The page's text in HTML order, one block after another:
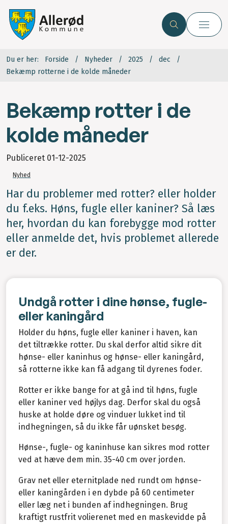
Du er her: Forside Nyheder 2025
dec
Bekæmp rotterne i de kolde måneder
Bekæmp rotter i de
kolde måneder
Publiceret 01-12-2025
Nyhed
Har du problemer med rotter? eller holder
du f.eks. Høns, fugle eller kaniner? Så læs
her, hvordan du kan forebygge mod rotter
eller anmelde det, hvis problemet allerede
er der.
Undgå rotter i dine hønse, fugle-
eller kaningård
Holder du høns, fugle eller kaniner i haven, kan
det tiltrække rotter. Du skal derfor altid sikre dit
hønse- eller kaninhus og hønse- eller kaningård,
så rotterne ikke kan få adgang til dyrenes foder.
Rotter er ikke bange for at gå ind til høns, fugle
eller kaniner ved højlys dag. Derfor skal du også
huske at holde døre og vinduer lukket ind til
indhegningen, så du ikke får uønsket besøg.
Hønse-, fugle- og kaninhuse kan sikres mod rotter
ved at hæve dem min. 35-40 cm over jorden.
Grav net eller eternitplade ned rundt om hønse-
eller kaningården i en dybde på 60 centimeter
eller læg net i bunden af indhegningen. Brug
kraftigt rustfrit volierenet med en maskevidde på